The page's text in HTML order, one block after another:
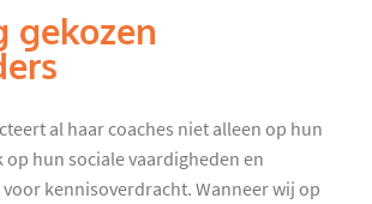
gekozen
al haar coaches niet alleen op hun
op hun sociale vaardigheden en
kennisoverdracht. Wanneer wij op